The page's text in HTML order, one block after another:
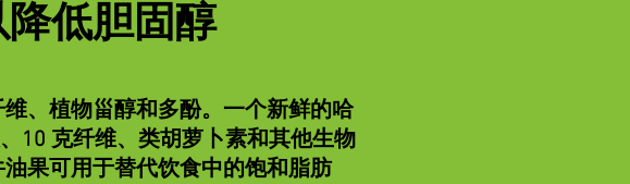
低胆固醇
、植物甾醇和多酚。一个新鲜的哈
10 克纤维、类胡萝卜素和其他生物
果可用于替代饮食中的饱和脂肪